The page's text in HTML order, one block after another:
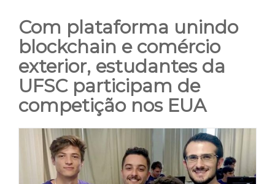
Com plataforma unindo
blockchain e comércio
exterior, estudantes da
UFSC participam de
competição nos EUA
Larger
Image